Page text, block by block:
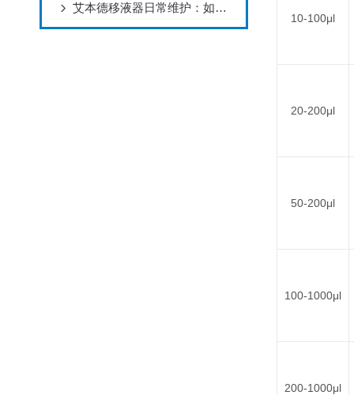
艾本德移液器日常维护：如何正确拆卸、组装
10-100μl
20-200μl
50-200μl
100-1000μl
200-1000μl